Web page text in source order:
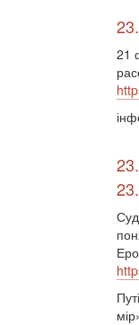
21